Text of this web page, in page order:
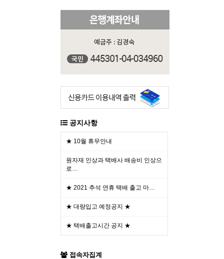
공지사항
★ 10월 휴무안내
원자재 인상과 택배사 배송비 인상으
로…
★ 2021 추석 연휴 택배 출고 마…
★ 대량입고 예정공지 ★
★ 택배출고시간 공지 ★
접속자집계